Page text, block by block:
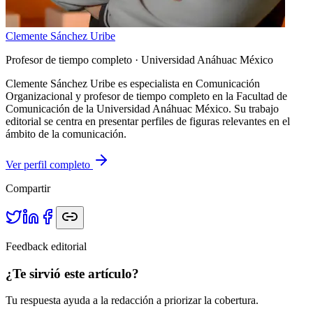
Clemente Sánchez Uribe
Profesor de tiempo completo · Universidad Anáhuac México
Clemente Sánchez Uribe es especialista en Comunicación
Organizacional y profesor de tiempo completo en la Facultad de
Comunicación de la Universidad Anáhuac México. Su trabajo
editorial se centra en presentar perfiles de figuras relevantes en el
ámbito de la comunicación.
Ver perfil completo
Compartir
Feedback editorial
¿Te sirvió este artículo?
Tu respuesta ayuda a la redacción a priorizar la cobertura.